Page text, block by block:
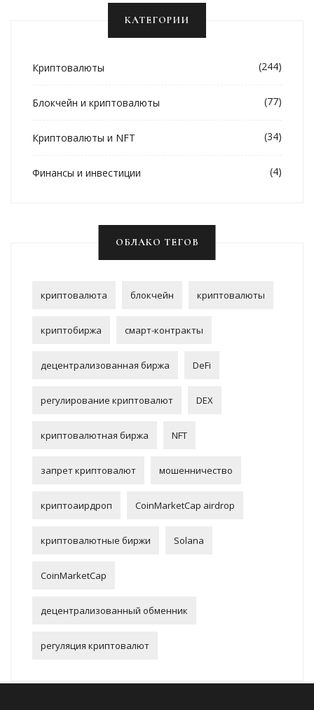
КАТЕГОРИИ
Криптовалюты (244)
Блокчейн и криптовалюты (77)
Криптовалюты и NFT (34)
Финансы и инвестиции (4)
ОБЛАКО ТЕГОВ
криптовалюта блокчейн криптовалюты
криптобиржа смарт-контракты
децентрализованная биржа DeFi
регулирование криптовалют DEX
криптовалютная биржа NFT
запрет криптовалют мошенничество
криптоаирдроп CoinMarketCap airdrop
криптовалютные биржи Solana
CoinMarketCap
децентрализованный обменник
регуляция криптовалют